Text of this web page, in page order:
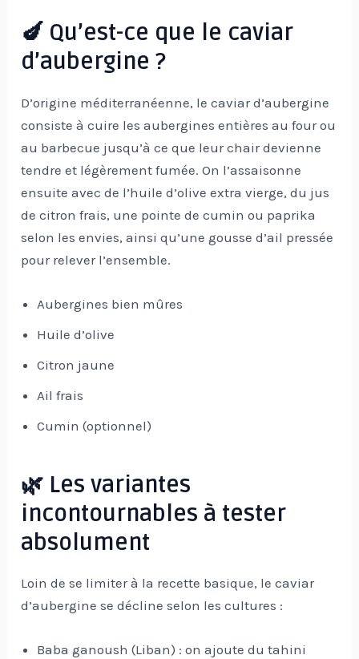
🍆 Qu’est-ce que le caviar
d’aubergine ?
D’origine méditerranéenne, le caviar d’aubergine
consiste à cuire les aubergines entières au four ou
au barbecue jusqu’à ce que leur chair devienne
tendre et légèrement fumée. On l’assaisonne
ensuite avec de l’huile d’olive extra vierge, du jus
de citron frais, une pointe de cumin ou paprika
selon les envies, ainsi qu’une gousse d’ail pressée
pour relever l’ensemble.
Aubergines bien mûres
Huile d’olive
Citron jaune
Ail frais
Cumin (optionnel)
🌿 Les variantes
incontournables à tester
absolument
Loin de se limiter à la recette basique, le caviar
d’aubergine se décline selon les cultures :
Baba ganoush (Liban) : on ajoute du tahini